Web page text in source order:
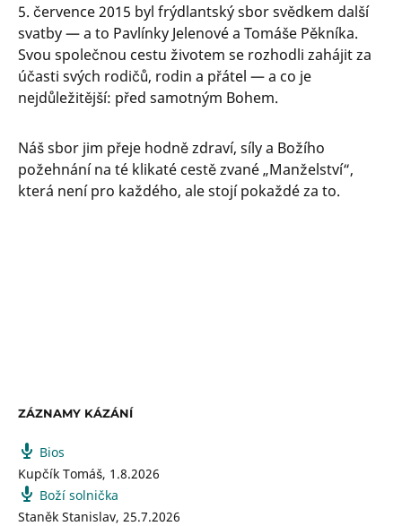
5. července 2015 byl frýdlantský sbor svědkem další
svatby — a to Pavlínky Jelenové a Tomáše Pěkníka.
Svou společnou cestu životem se rozhodli zahájit za
účasti svých rodičů, rodin a přátel — a co je
nejdůležitější: před samotným Bohem.
Náš sbor jim přeje hodně zdraví, síly a Božího
požehnání na té klikaté cestě zvané „Manželství“,
která není pro každého, ale stojí pokaždé za to.
ZÁZNAMY KÁZÁNÍ
Bios
Kupčík Tomáš, 1.8.2026
Boží solnička
Staněk Stanislav, 25.7.2026